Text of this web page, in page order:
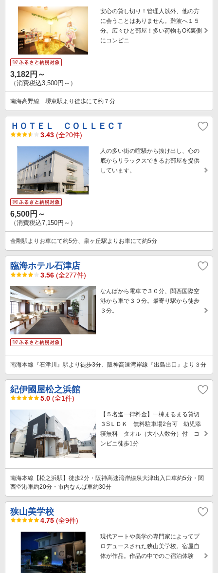
安心の貸し切り！管理人以外、他の方
に会うことはありません。難波へ１５
分。広々ひと部屋！多い荷物もOK裏側
にコンビニ
3,182円～
（消費税込3,500円～）
南海高野線 堺東駅より徒歩にて約７分
ＨＯＴＥＬ ＣＯＬＬＥＣＴ
3.43 (全20件)
人の多い街の喧騒から抜け出し、心の
底からリラックスできるお部屋を提供
しています。
6,500円～
（消費税込7,150円～）
金剛駅よりお車にて約5分、泉ヶ丘駅よりお車にて約5分
臨海ホテル石津店
3.56 (全277件)
なんばから電車で３０分、関西国際空
港から車で３０分。最寄り駅から徒歩
３分。
南海本線『石津川』駅より徒歩3分、阪神高速湾岸線『出島出口』より３分
紀伊國屋松之浜館
5.0 (全1件)
【５名迄一律料金】一棟まるまる貸切
３SＬＤＫ 無料駐車場2台可 幼児添
寝無料 タオル（大小人数分）付 コ
ンビニ徒歩1分
南海本線【松之浜駅】徒歩2分・阪神高速湾岸線泉大津出入口車約5分・関
西空港車約20分・市内なんば車約30分
狭山美学校
4.75 (全9件)
現代アートや美学の専門家によってプ
ロデュースされた狭山美学校。宿屋自
体が作品。作品の中でのご宿泊体験